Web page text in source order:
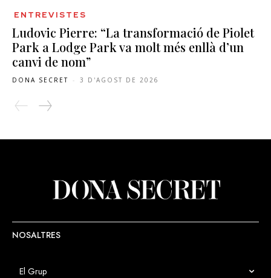
ENTREVISTES
Ludovic Pierre: “La transformació de Piolet
Park a Lodge Park va molt més enllà d’un
canvi de nom”
DONA SECRET - 3 D'AGOST DE 2026
NOSALTRES
El Grup